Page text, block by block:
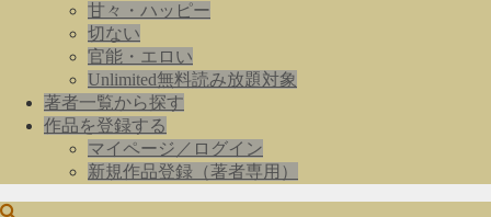
甘々・ハッピー
切ない
官能・エロい
Unlimited無料読み放題対象
著者一覧から探す
作品を登録する
マイページ／ログイン
新規作品登録（著者専用）